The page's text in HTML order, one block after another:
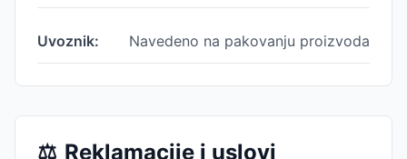
Uvoznik: Navedeno na pakovanju proizvoda
⚖️ Reklamacije i uslovi